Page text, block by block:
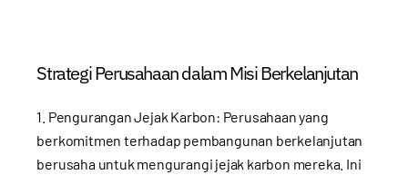
Strategi Perusahaan dalam Misi Berkelanjutan
1. Pengurangan Jejak Karbon: Perusahaan yang
berkomitmen terhadap pembangunan berkelanjutan
berusaha untuk mengurangi jejak karbon mereka. Ini